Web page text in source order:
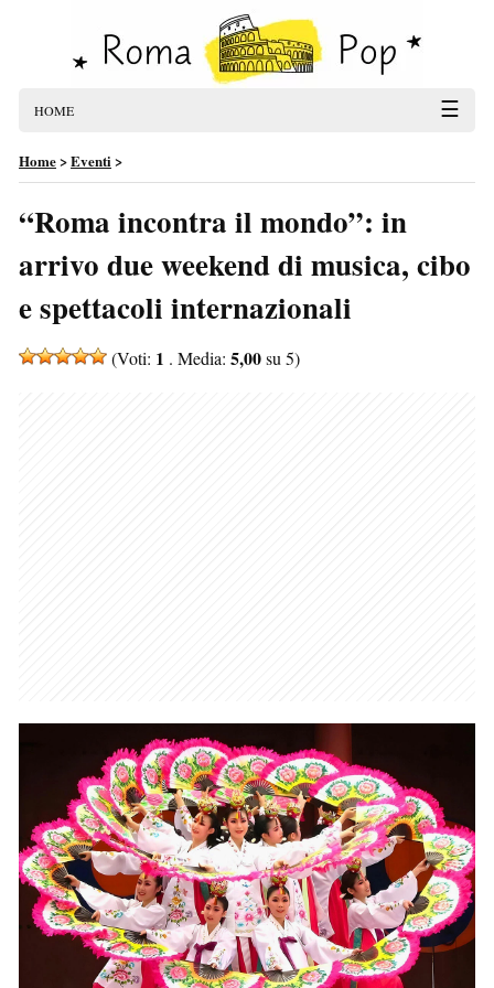
HOME ☰
Home>Eventi>
“Roma incontra il mondo”: in
arrivo due weekend di musica, cibo
e spettacoli internazionali
(Voti: 1 . Media: 5,00su 5)